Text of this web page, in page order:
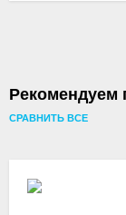
Рекомендуем
СРАВНИТЬ ВСЕ